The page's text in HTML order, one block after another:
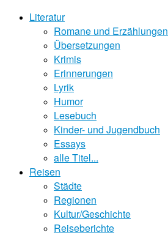
Literatur
Romane und Erzählungen
Übersetzungen
Krimis
Erinnerungen
Lyrik
Humor
Lesebuch
Kinder- und Jugendbuch
Essays
alle Titel...
Reisen
Städte
Regionen
Kultur/Geschichte
Reiseberichte